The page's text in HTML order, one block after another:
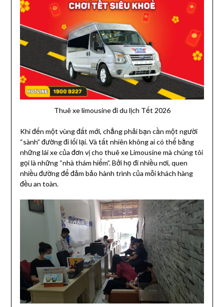
Thuê xe limousine đi du lịch Tết 2026
Khi đến một vùng đất mới, chẳng phải bạn cần một người
“sành” đường đi lối lại. Và tất nhiên không ai có thể bằng
những lái xe của đơn vị cho thuê xe Limousine mà chúng tôi
gọi là những “nhà thám hiểm”. Bởi họ đi nhiều nơi, quen
nhiều đường để đảm bảo hành trình của mỗi khách hàng
đều an toàn.